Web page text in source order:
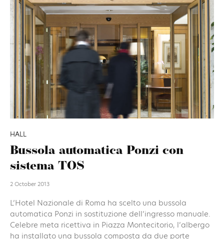
HALL
Bussola automatica Ponzi con
sistema TOS
2 October 2013
L’Hotel Nazionale di Roma ha scelto una bussola
automatica Ponzi in sostituzione dell’ingresso manuale.
Celebre meta ricettiva in Piazza Montecitorio, l’albergo
ha installato una bussola composta da due porte